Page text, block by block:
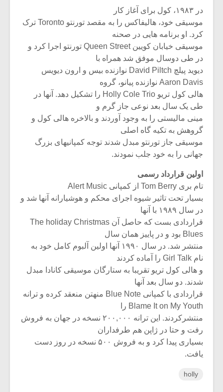
در ۱۹۸۳، کول برای آغاز کار
موسیقی خود، هالیفاکس را به مقصد تورنتو Toronto ترک
کرد. او برنامه هایی در صحنه
موسیقی خیابان کویین Queen Street تورنتو اجرا کرد و
در طی دوسال موفق شد همراه با
دیوید پیلچ David Piltch نوازنده بیس و ارون دیویس
Aaron Davis نوازنده پیانو، گروه
هالی کول تریو Holly Cole Trio را تشکیل دهد. آنها در
طی یک سال بعد نوعی جاز گرم و
مینی مالیستی را به وجود آوردند و بالاخره هالی کول و
گروهش به تکیه گاه اصلی
موسیقی جاز تورنتو مبدل شدند توجه کمپانیهای بزرگ
جهانی را به خود جلب نمودند.
اولین قرارداد رسمی
تام بری Tom Berry از کمپانی Alert Music
بسیار تحت تاثیر شیوه اجرای محکم و هوشیارانه آنها شد و
در سال ۱۹۸۹ با آنها
قراردادی بست که حاصل آن The holiday Christmas
Blues بود و در پاییز همان سال
منتشر شد. در سال ۱۹۹۰ آنها اولین آلبوم کامل خود به
نام Girl Talk را آماده کردند
و هالی کول تریو تقریبا به ستارگان موسیقی کانادا مبدل
شدند. دو سال بعد آنها
قراردادی با کمپانی Blue Note منهتن منعقد کرده و ترانه
Blame It on My Youth را
منتشرکردند. این ترانه ۲۰۰,۰۰۰ نسخه در جهان به فروش
رفت و حتا در ژاپن هم طرفداران
بسیاری پیدا کرد و به فروش ۵۰۰ نسخه در روز دست
یافت.
holly